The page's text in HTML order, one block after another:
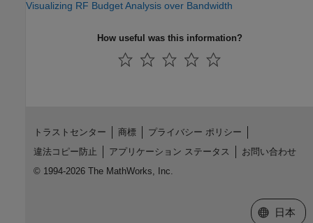
Visualizing RF Budget Analysis over Bandwidth
How useful was this information?
トラストセンター 商標
プライバシー ポリシー
違法コピー防止
アプリケーション ステータス
お問い合わせ
© 1994-2026 The MathWorks, Inc.
Web サイ
日本